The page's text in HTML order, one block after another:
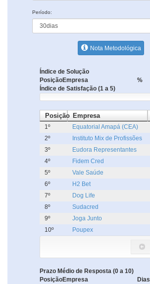
Período:
Nota Metodológica
Índice de Solução
PosiçãoEmpresa
%
Índice de Satisfação (1 a 5)
Posição Empresa
1º Equatorial Amapá (CEA)
2º
Instituto Mix de Profissões
3º
Eudora Representantes
4º
Fidem Cred
5º
Vale Saúde
6º
H2 Bet
7º
Dog Life
8º
Sudacred
9º
Joga Junto
10º
Poupex
Prazo Médio de Resposta (0 a 10)
PosiçãoEmpresa
Dias